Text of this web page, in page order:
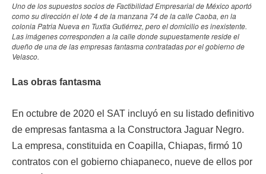
Uno de los supuestos socios de Factibilidad Empresarial de México aportó
como su dirección el lote 4 de la manzana 74 de la calle Caoba, en la
colonia Patria Nueva en Tuxtla Gutiérrez, pero el domicilio es inexistente.
Las imágenes corresponden a la calle donde supuestamente reside el
dueño de una de las empresas fantasma contratadas por el gobierno de
Velasco.
Las obras fantasma
En octubre de 2020 el SAT incluyó en su listado definitivo
de empresas fantasma a la Constructora Jaguar Negro.
La empresa, constituida en Coapilla, Chiapas, firmó 10
contratos con el gobierno chiapaneco, nueve de ellos por